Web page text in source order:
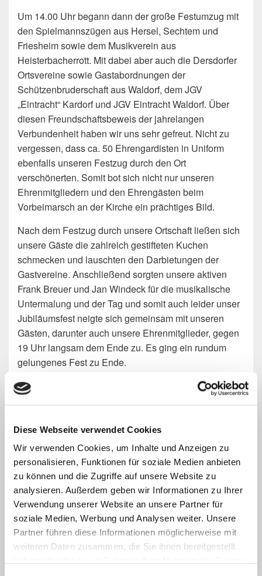
Diese Webseite verwendet Cookies
Wir verwenden Cookies, um Inhalte und Anzeigen zu
personalisieren, Funktionen für soziale Medien anbieten
zu können und die Zugriffe auf unsere Website zu
analysieren. Außerdem geben wir Informationen zu Ihrer
Verwendung unserer Website an unsere Partner für
soziale Medien, Werbung und Analysen weiter. Unsere
Partner führen diese Informationen möglicherweise mit
weiteren Daten zusammen, die Sie ihnen bereitgestellt
Um 14.00 Uhr begann dann der große Festumzug mit
den Spielmannszügen aus Hersel, Sechtem und
Friesheim sowie dem Musikverein aus
Heisterbacherrott. Mit dabei aber auch die Dersdorfer
Ortsvereine sowie Gastabordnungen der
Schützenbruderschaft aus Waldorf, dem JGV
„Eintracht“ Kardorf und JGV Eintracht Waldorf. Über
diesen Freundschaftsbeweis der jahrelangen
Verbundenheit haben wir uns sehr gefreut. Nicht zu
vergessen, dass ca. 50 Ehrengardisten in Uniform
ebenfalls unseren Festzug durch den Ort
verschönerten. Somit bot sich nicht nur unseren
Ehrenmitgliedern und den Ehrengästen beim
Vorbeimarsch an der Kirche ein prächtiges Bild.
Nach dem Festzug durch unsere Ortschaft ließen sich
unsere Gäste die zahlreich gestifteten Kuchen
schmecken und lauschten den Darbietungen der
Gastvereine. Anschließend sorgten unsere aktiven
Frank Breuer und Jan Windeck für die musikalische
Untermalung und der Tag und somit auch leider unser
Jubiläumsfest neigte sich gemeinsam mit unseren
Gästen, darunter auch unsere Ehrenmitglieder, gegen
19 Uhr langsam dem Ende zu. Es ging ein rundum
gelungenes Fest zu Ende.
V.l.n.r.: Michael Kampa, Melanie Schmitz, Werner Kampa, Thomas
Kampa, Jan Windeck, Andreas Wehn, Tanja Kreuel, Stefan Kind,